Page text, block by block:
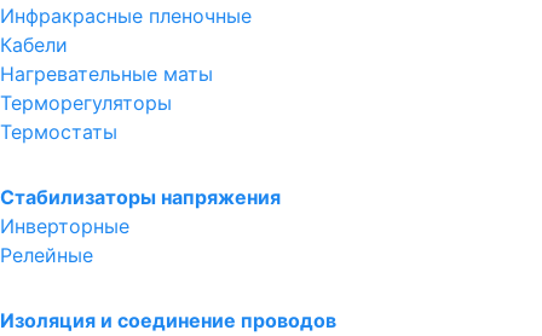
Инфракрасные пленочные
Кабели
Нагревательные маты
Терморегуляторы
Термостаты
Стабилизаторы напряжения
Инверторные
Релейные
Изоляция и соединение проводов